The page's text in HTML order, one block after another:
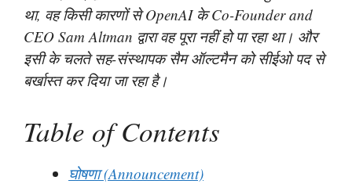
था, वह किसी कारणों से OpenAI के Co-Founder and
CEO Sam Altman द्वारा वह पूरा नहीं हो पा रहा था। और
इसी के चलते सह-संस्थापक सैम ऑल्टमैन को सीईओ पद से
बर्खास्त कर दिया जा रहा है।
Table of Contents
घोषणा (Announcement)